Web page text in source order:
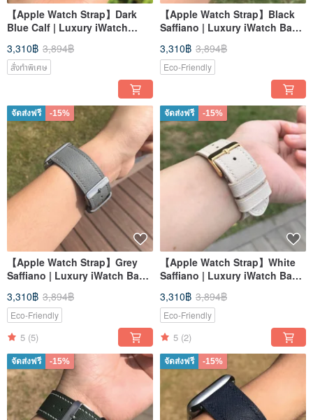
【Apple Watch Strap】Dark
Blue Calf | Luxury iWatch
Band | Elegant & Heavy
3,310฿ 3,894฿
สั่งทำพิเศษ
【Apple Watch Strap】Black
Saffiano | Luxury iWatch Band
| Elegant & Heavy
3,310฿ 3,894฿
Eco-Friendly
จัดส่งฟรี -15%
【Apple Watch Strap】Grey
Saffiano | Luxury iWatch Band
| Elegant & Heavy
3,310฿ 3,894฿
Eco-Friendly
5 (5)
จัดส่งฟรี -15%
【Apple Watch Strap】White
Saffiano | Luxury iWatch Band
| Elegant & Heavy
3,310฿ 3,894฿
Eco-Friendly
5 (2)
จัดส่งฟรี -15% จัดส่งฟรี -15%